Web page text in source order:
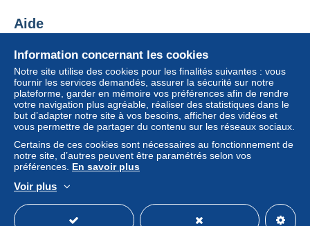
Information concernant les cookies
Notre site utilise des cookies pour les finalités suivantes : vous
fournir les services demandés, assurer la sécurité sur notre
plateforme, garder en mémoire vos préférences afin de rendre
votre navigation plus agréable, réaliser des statistiques dans le
but d’adapter notre site à vos besoins, afficher des vidéos et
vous permettre de partager du contenu sur les réseaux sociaux.
Certains de ces cookies sont nécessaires au fonctionnement de
notre site, d’autres peuvent être paramétrés selon vos
préférences. En savoir plus
Voir plus
Aide
Acheter sur Delcampe
Vendre sur Delcampe
Un site sécurisé